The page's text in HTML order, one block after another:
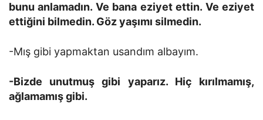
bunu anlamadın. Ve bana eziyet ettin. Ve eziyet
ettiğini bilmedin. Göz yaşımı silmedin.
-Mış gibi yapmaktan usandım albayım.
-Bizde unutmuş gibi yaparız. Hiç kırılmamış,
ağlamamış gibi.